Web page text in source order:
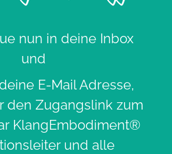
nun in deine Inbox
und
E-Mail Adresse,
den Zugangslink zum
KlangEmbodiment®
und alle